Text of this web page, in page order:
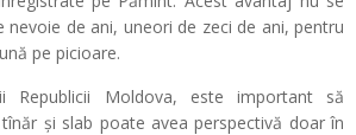
de ani, uneori de zeci de ani, pentru
pe picioare.
Republicii Moldova, este important să
și slab poate avea perspectivă doar în